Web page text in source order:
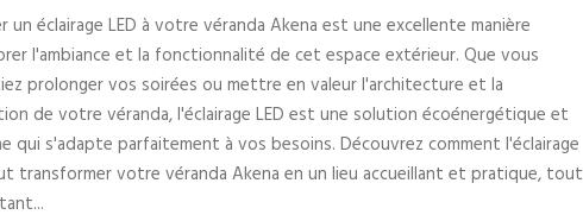
un éclairage LED à votre véranda Akena est une excellente manière
l'ambiance et la fonctionnalité de cet espace extérieur. Que vous
prolonger vos soirées ou mettre en valeur l'architecture et la
de votre véranda, l'éclairage LED est une solution écoénergétique et
qui s'adapte parfaitement à vos besoins. Découvrez comment l'éclairage
transformer votre véranda Akena en un lieu accueillant et pratique, tout